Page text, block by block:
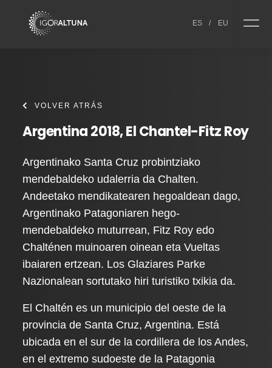
ES / EU
VOLVER ATRÁS
Argentina 2018, El Chantel-Fitz Roy
Argentinako Santa Cruz probintziako
mendebaldeko udalerria da Chalten.
Andeetako mendikatearen hegoaldean dago,
Argentinako Patagoniaren hego-
mendebaldeko muturrean, Fitz Roy edo
Chalténen muinoaren oinean eta Vueltas
ibaiaren ertzean. Los Glaziares Parke
Nazionalean sortutako hiri turistiko txikia da.
El Chaltén es un municipio del oeste de la
provincia de Santa Cruz, Argentina. Está
ubicada en el sur de la cordillera de los Andes,
en el extremo sudoeste de la Patagonia